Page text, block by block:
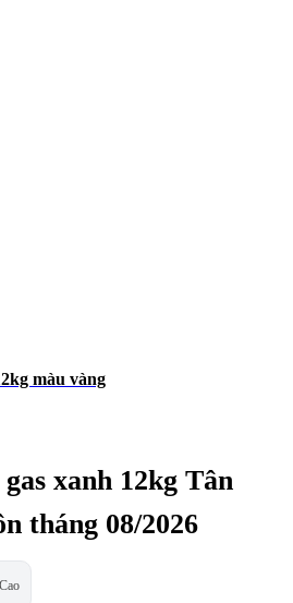
màu vàng
xanh 12kg Tân
tháng 08/2026